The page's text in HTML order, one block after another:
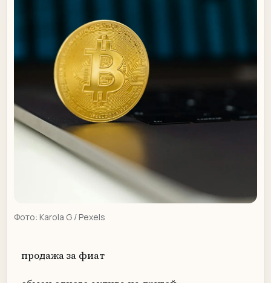
Фото: Karola G / Pexels
продажа за фиат